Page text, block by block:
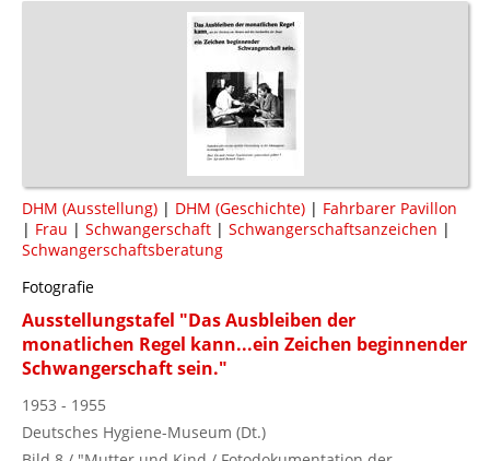
DHM (Ausstellung) | DHM (Geschichte) | Fahrbarer Pavillon
| Frau | Schwangerschaft | Schwangerschaftsanzeichen |
Schwangerschaftsberatung
Fotografie
Ausstellungstafel "Das Ausbleiben der
monatlichen Regel kann...ein Zeichen beginnender
Schwangerschaft sein."
1953 - 1955
Deutsches Hygiene-Museum (Dt.)